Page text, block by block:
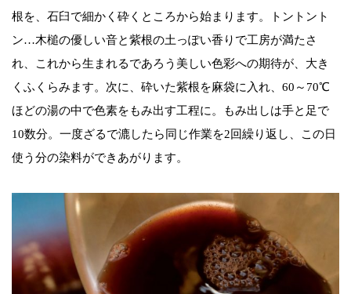
根を、石臼で細かく砕くところから始まります。トントント
ン…木槌の優しい音と紫根の土っぽい香りで工房が満たさ
れ、これから生まれるであろう美しい色彩への期待が、大き
くふくらみます。次に、砕いた紫根を麻袋に入れ、60～70℃
ほどの湯の中で色素をもみ出す工程に。もみ出しは手と足で
10数分。一度ざるで漉したら同じ作業を2回繰り返し、この日
使う分の染料ができあがります。